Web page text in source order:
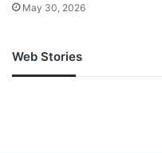
बुनियादी ढांचे के
May 30, 2026
Web Stories
जम्मू-कश्मीर में बारिश से
अपडेट